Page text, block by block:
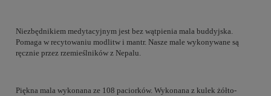
Niezbędnikiem medytacyjnym jest bez wątpienia mala buddyjska.
Pomaga w recytowaniu modlitw i mantr. Nasze male wykonywane są
ręcznie przez rzemieślników z Nepalu.
Piękna mala wykonana ze 108 paciorków. Wykonana z kulek żółto-